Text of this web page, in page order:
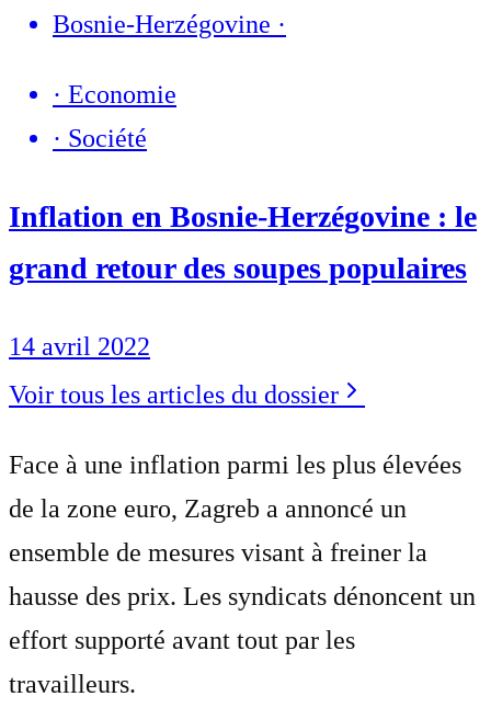
Bosnie-Herzégovine ·
· Economie
· Société
Inflation en Bosnie-Herzégovine : le
grand retour des soupes populaires
14 avril 2022
Voir tous les articles du dossier
Face à une inflation parmi les plus élevées
de la zone euro, Zagreb a annoncé un
ensemble de mesures visant à freiner la
hausse des prix. Les syndicats dénoncent un
effort supporté avant tout par les
travailleurs.